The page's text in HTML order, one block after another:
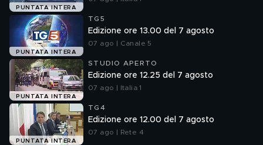
PUNTATA INTERA
PUNTATA INTERA
TG5
Edizione ore 13.00 del 7 agosto
07 ago | Canale 5
PUNTATA INTERA
STUDIO APERTO
Edizione ore 12.25 del 7 agosto
07 ago | Italia 1
PUNTATA INTERA
TG4
Edizione ore 12.00 del 7 agosto
07 ago | Rete 4